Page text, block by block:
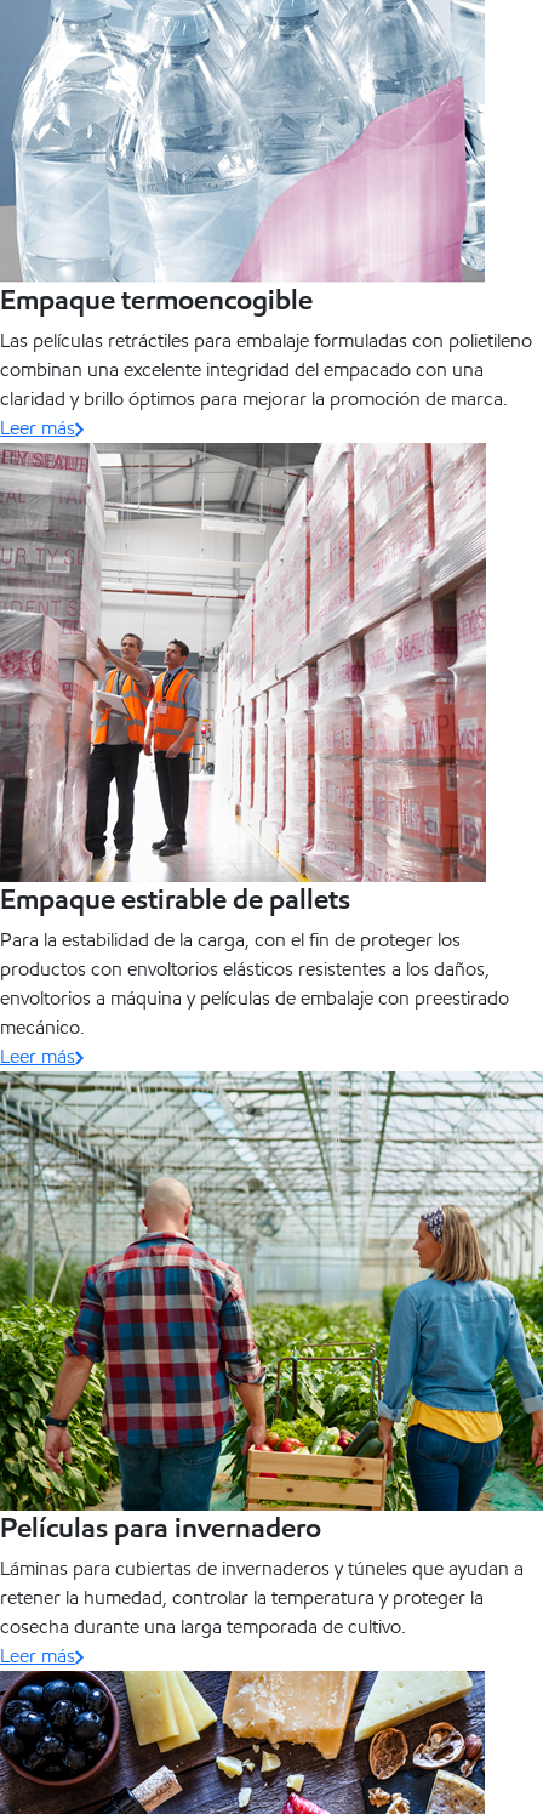
Empaque termoencogible
Las películas retráctiles para embalaje formuladas con polietileno
combinan una excelente integridad del empacado con una
claridad y brillo óptimos para mejorar la promoción de marca.
Leer más
Empaque estirable de pallets
Para la estabilidad de la carga, con el fin de proteger los
productos con envoltorios elásticos resistentes a los daños,
envoltorios a máquina y películas de embalaje con preestirado
mecánico.
Leer más
Películas para invernadero
Láminas para cubiertas de invernaderos y túneles que ayudan a
retener la humedad, controlar la temperatura y proteger la
cosecha durante una larga temporada de cultivo.
Leer más